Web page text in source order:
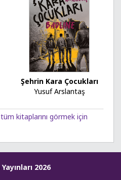
Şehrin Kara Çocukları
Yusuf Arslantaş
kitaplarını görmek için
2026